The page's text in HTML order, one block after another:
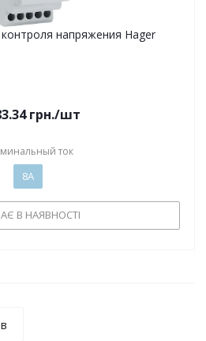
напряжения Hager
грн./шт
ток
8А
В НАЯВНОСТІ